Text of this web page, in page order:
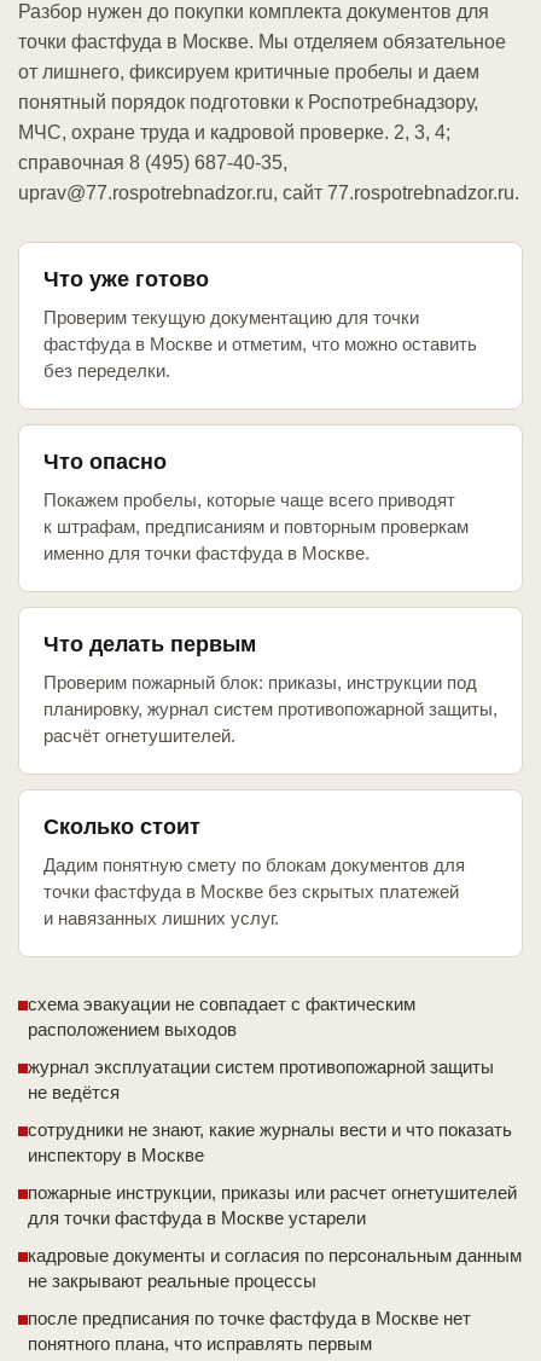
Разбор нужен до покупки комплекта документов для
точки фастфуда в Москве. Мы отделяем обязательное
от лишнего, фиксируем критичные пробелы и даем
понятный порядок подготовки к Роспотребнадзору,
МЧС, охране труда и кадровой проверке. 2, 3, 4;
справочная 8 (495) 687-40-35,
uprav@77.rospotrebnadzor.ru, сайт 77.rospotrebnadzor.ru.
Что уже готово
Проверим текущую документацию для точки
фастфуда в Москве и отметим, что можно оставить
без переделки.
Что опасно
Покажем пробелы, которые чаще всего приводят
к штрафам, предписаниям и повторным проверкам
именно для точки фастфуда в Москве.
Что делать первым
Проверим пожарный блок: приказы, инструкции под
планировку, журнал систем противопожарной защиты,
расчёт огнетушителей.
Сколько стоит
Дадим понятную смету по блокам документов для
точки фастфуда в Москве без скрытых платежей
и навязанных лишних услуг.
схема эвакуации не совпадает с фактическим
расположением выходов
журнал эксплуатации систем противопожарной защиты
не ведётся
сотрудники не знают, какие журналы вести и что показать
инспектору в Москве
пожарные инструкции, приказы или расчет огнетушителей
для точки фастфуда в Москве устарели
кадровые документы и согласия по персональным данным
не закрывают реальные процессы
после предписания по точке фастфуда в Москве нет
понятного плана, что исправлять первым